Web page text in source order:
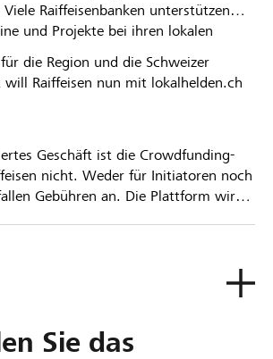
Raiffeisenbanken unterstützen
und Projekte bei ihren lokalen
die Region und die Schweizer
will Raiffeisen nun mit lokalhelden.ch
Geschäft ist die Crowdfunding-
nicht. Weder für Initiatoren noch
Gebühren an. Die Plattform wird
Sie das